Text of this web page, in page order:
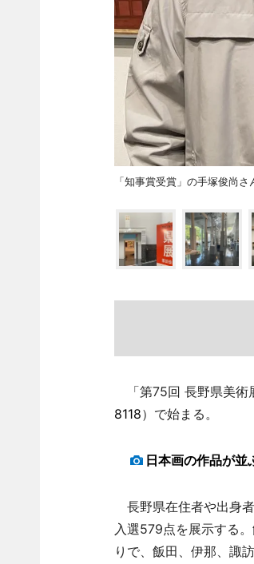
「知事賞受賞」の手塚俊尚さ
「第75回 長野県美術
8118）で始まる。
日本画の作品が並
長野県在住者や出身
入選579点を展示する
りで、飯田、伊那、諏